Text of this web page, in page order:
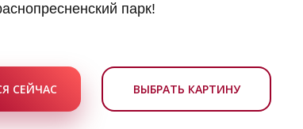
парк!
ВЫБРАТЬ КАРТИНУ
СЕЙЧАС